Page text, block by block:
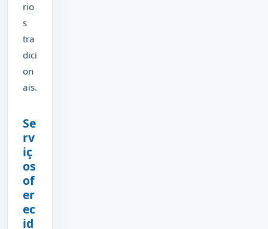
rio
s
tra
dici
on
ais.
Se
rv
iç
os
of
er
ec
id